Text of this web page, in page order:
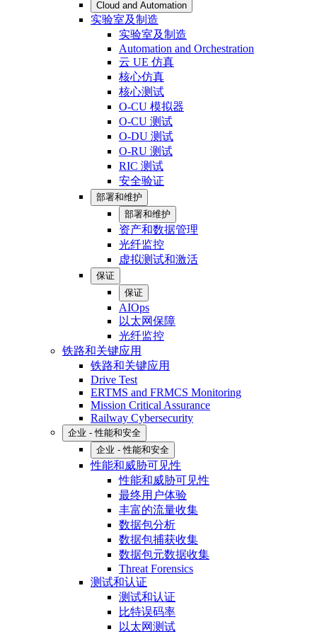
Cloud and Automation
实验室及制造
实验室及制造
Automation and Orchestration
云 UE 仿真
核心仿真
核心测试
O-CU 模拟器
O-CU 测试
O-DU 测试
O-RU 测试
RIC 测试
安全验证
部署和维护
部署和维护
资产和数据管理
光纤监控
虚拟测试和激活
保证
保证
AIOps
以太网保障
光纤监控
铁路和关键应用
铁路和关键应用
Drive Test
ERTMS and FRMCS Monitoring
Mission Critical Assurance
Railway Cybersecurity
企业 - 性能和安全
企业 - 性能和安全
性能和威胁可见性
性能和威胁可见性
最终用户体验
丰富的流量收集
数据包分析
数据包捕获收集
数据包元数据收集
Threat Forensics
测试和认证
测试和认证
比特误码率
以太网测试